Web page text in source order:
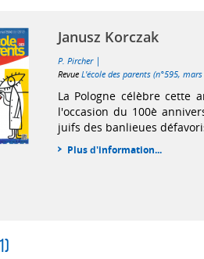
Janusz Korczak
P. Pircher |
RevueL'école des parents (n°595,
La Pologne célèbre cette
l'occasion du 100è
juifs des banlieues
Plus d'information...